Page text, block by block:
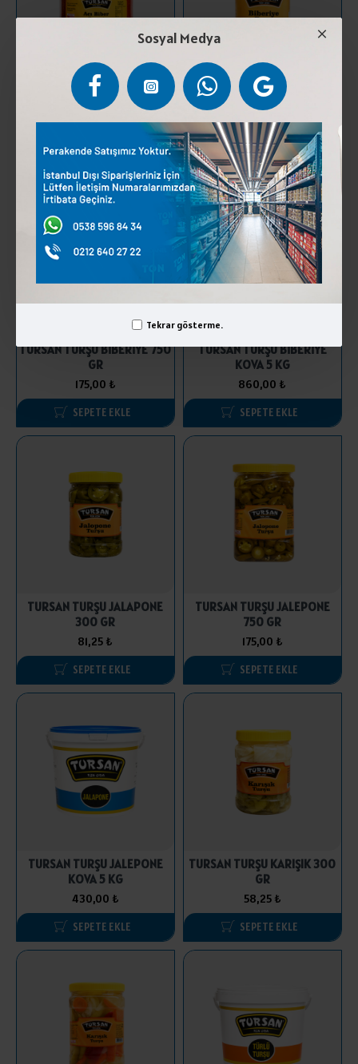
Sosyal Medya
Tekrar gösterme.
TURSAN ACI SOS 5 KG
348,75 ₺
SEPETE EKLE
TURSAN TURŞU BİBERİYE 300
GR
81,25 ₺
SEPETE EKLE
TURSAN TURŞU BİBERİYE 750
GR
175,00 ₺
SEPETE EKLE
TURSAN TURŞU BİBERİYE
KOVA 5 KG
860,00 ₺
SEPETE EKLE
TURSAN TURŞU JALAPONE
300 GR
81,25 ₺
SEPETE EKLE
TURSAN TURŞU JALEPONE
750 GR
175,00 ₺
SEPETE EKLE
TURSAN TURŞU JALEPONE
KOVA 5 KG
430,00 ₺
SEPETE EKLE
TURSAN TURŞU KARIŞIK 300
GR
58,25 ₺
SEPETE EKLE